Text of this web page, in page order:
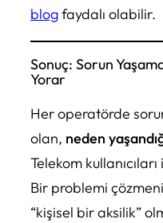
blogfaydalı olabilir.
Sonuç: Sorun
Yorar
Her operatörde
olan, neden
Telekom
Bir problemi
“kişisel bir aksilik”